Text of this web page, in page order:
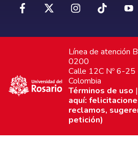
Línea de atención
0200
Calle 12C Nº 6-25
Colombia
Términos de uso |
aquí:
reclamos,
petición)